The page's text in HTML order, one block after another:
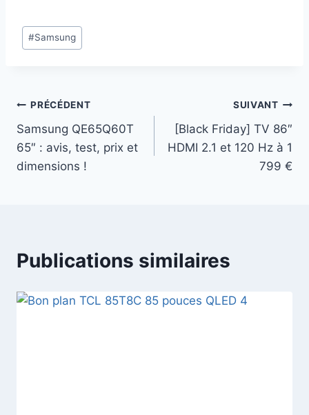
Étiquettes
de
#Samsung
Navigation
de
l’article
PRÉCÉDENT
Samsung QE65Q60T
65″ : avis, test, prix et
dimensions !
SUIVANT
[Black Friday] TV 86″
HDMI 2.1 et 120 Hz à 1
799 €
Publications similaires